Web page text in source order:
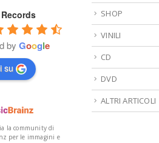
by Google
su
la community di
per le immagini e
SHOP
VINILI
CD
DVD
ALTRI ARTICOLI